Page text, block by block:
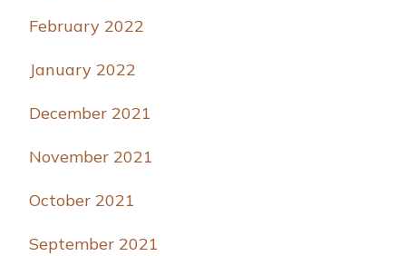
February 2022
January 2022
December 2021
November 2021
October 2021
September 2021